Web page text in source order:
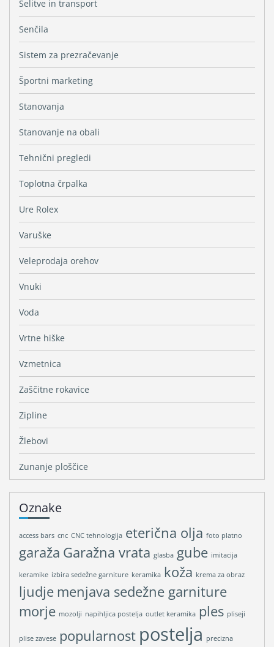
Selitve in transport
Senčila
Sistem za prezračevanje
Športni marketing
Stanovanja
Stanovanje na obali
Tehnični pregledi
Toplotna črpalka
Ure Rolex
Varuške
Veleprodaja orehov
Vnuki
Voda
Vrtne hiške
Vzmetnica
Zaščitne rokavice
Zipline
Žlebovi
Zunanje ploščice
Oznake
access bars cnc CNC tehnologija eterična olja foto platno
garaža Garažna vrata glasba gube imitacija
keramike izbira sedežne garniture keramika koža krema za obraz
ljudje menjava sedežne garniture
morje mozolji napihljica postelja outlet keramika ples pliseji
plise zavese popularnost postelja precizna